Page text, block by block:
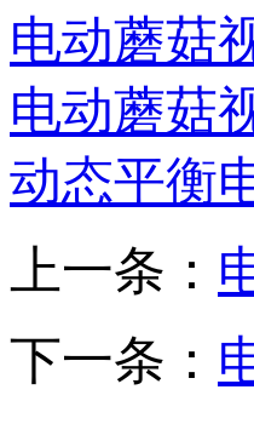
电动蘑菇
电动蘑菇
动态平衡
上一条：
下一条：